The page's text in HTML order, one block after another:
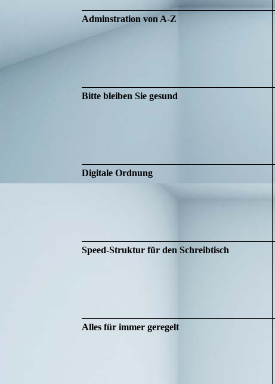
Adminstration von A-Z
Bitte bleiben Sie gesund
Digitale Ordnung
Speed-Struktur für den Schreibtisch
Alles für immer geregelt